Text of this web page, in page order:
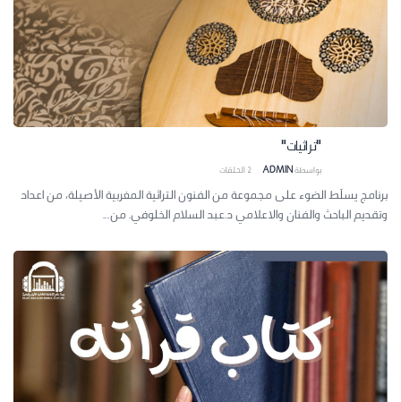
"تراثيات"
بواسطةADMIN
2الحلقات
برنامج يسلَط الضوء على مجموعة من الفنون التراثية المغربية الأصيلة، من اعداد
وتقديم الباحث والفنان والاعلامي د.عبد السلام الخلوفي. من...